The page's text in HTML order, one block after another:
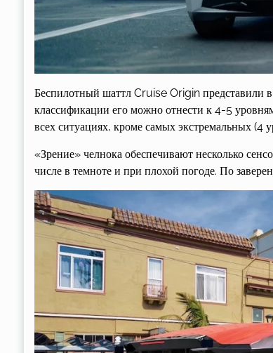
Беспилотный шаттл Cruise Origin представили
классификации его можно отнести к 4-5
всех ситуациях, кроме самых экстремальных (4
«Зрение» челнока обеспечивают несколько
числе в темноте и при плохой погоде. По